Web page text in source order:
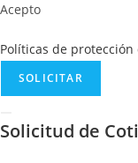
Acepto
Políticas de protección
Solicitud de